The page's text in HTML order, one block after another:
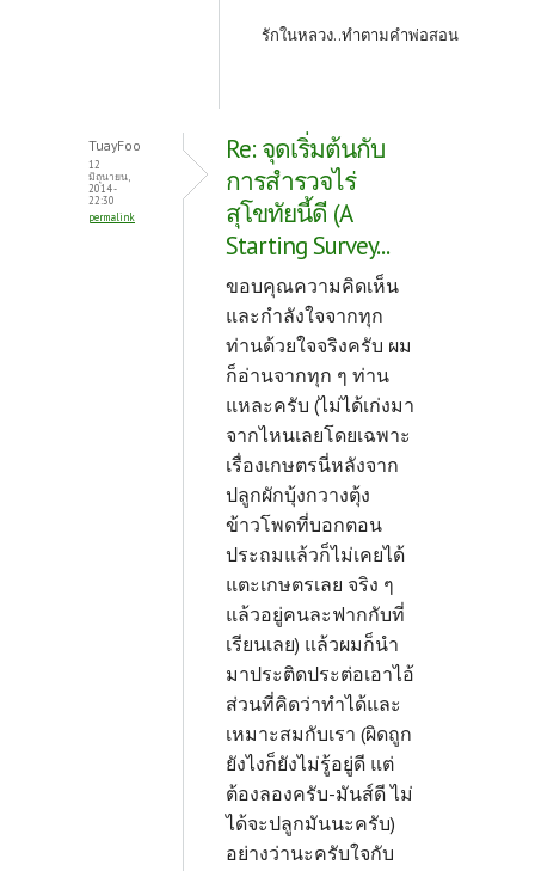
รักในหลวง..ทำตามคำพ่อสอน
TuayFoo
12
มิถุนายน,
2014 -
22:30
permalink
Re: จุดเริ่มต้นกับ
การสำรวจไร่
สุโขทัยนี้ดี (A
Starting Survey...
ขอบคุณความคิดเห็น
และกำลังใจจากทุก
ท่านด้วยใจจริงครับ ผม
ก็อ่านจากทุก ๆ ท่าน
แหละครับ (ไม่ได้เก่งมา
จากไหนเลยโดยเฉพาะ
เรื่องเกษตรนี่หลังจาก
ปลูกผักบุ้งกวางตุ้ง
ข้าวโพดที่บอกตอน
ประถมแล้วก็ไม่เคยได้
แตะเกษตรเลย จริง ๆ
แล้วอยู่คนละฟากกับที่
เรียนเลย) แล้วผมก็นำ
มาประติดประต่อเอาไอ้
ส่วนที่คิดว่าทำได้และ
เหมาะสมกับเรา (ผิดถูก
ยังไงก็ยังไม่รู้อยู่ดี แต่
ต้องลองครับ-มันส์ดี ไม่
ได้จะปลูกมันนะครับ)
อย่างว่านะครับใจกับ